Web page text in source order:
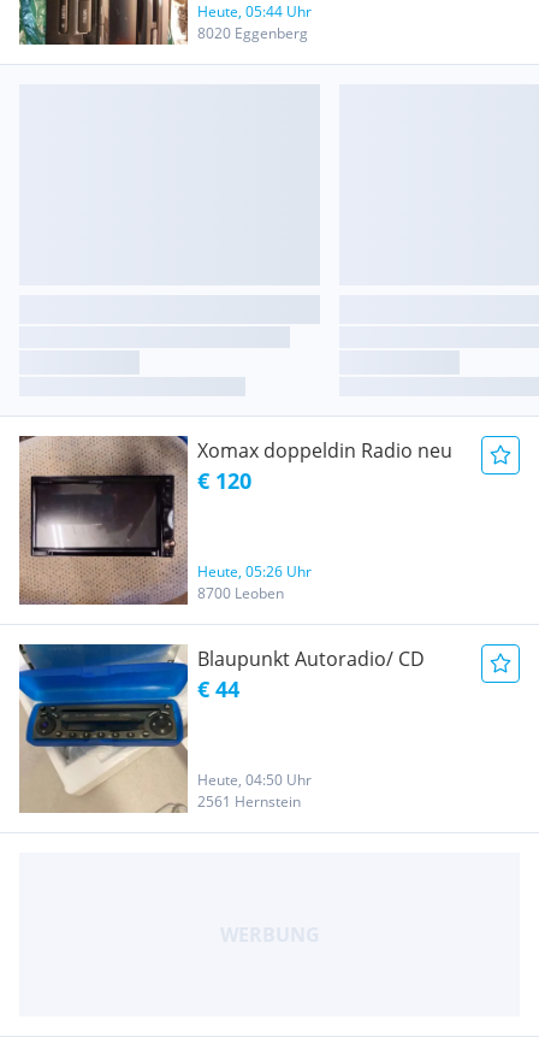
Heute, 05:44 Uhr
8020 Eggenberg
Xomax doppeldin Radio neu
€ 120
Heute, 05:26 Uhr
8700 Leoben
Blaupunkt Autoradio/ CD
€ 44
Heute, 04:50 Uhr
2561 Hernstein